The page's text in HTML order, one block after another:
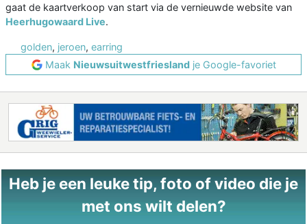
gaat de kaartverkoop van start via de vernieuwde website van
Heerhugowaard Live.
golden, jeroen, earring
Maak Nieuwsuitwestfrieslandje Google-favoriet
Heb je een leuke tip, foto of video die je
met ons wilt delen?